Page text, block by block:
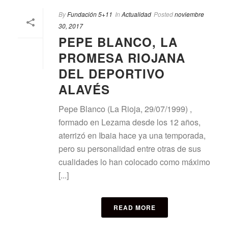
ByFundación 5+11 In Actualidad Postednoviembre
30, 2017
PEPE BLANCO, LA
PROMESA RIOJANA
DEL DEPORTIVO
ALAVÉS
Pepe Blanco (La Rioja, 29/07/1999) ,
formado en Lezama desde los 12 años,
aterrizó en Ibaia hace ya una temporada,
pero su personalidad entre otras de sus
cualidades lo han colocado como máximo
[...]
READ MORE